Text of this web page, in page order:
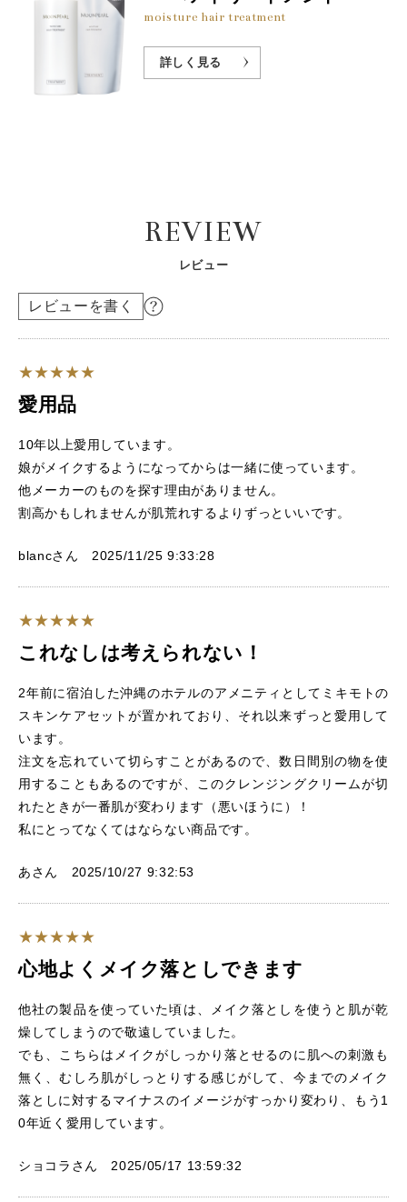
moisture hair treatment
詳しく見る
REVIEW
レビュー
レビューを書く
愛用品
10年以上愛用しています。
娘がメイクするようになってからは一緒に使っています。
他メーカーのものを探す理由がありません。
割高かもしれませんが肌荒れするよりずっといいです。
blancさん 2025/11/25 9:33:28
これなしは考えられない！
2年前に宿泊した沖縄のホテルのアメニティとしてミキモトの
スキンケアセットが置かれており、それ以来ずっと愛用して
います。
注文を忘れていて切らすことがあるので、数日間別の物を使
用することもあるのですが、このクレンジングクリームが切
れたときが一番肌が変わります（悪いほうに）！
私にとってなくてはならない商品です。
あさん 2025/10/27 9:32:53
心地よくメイク落としできます
他社の製品を使っていた頃は、メイク落としを使うと肌が乾
燥してしまうので敬遠していました。
でも、こちらはメイクがしっかり落とせるのに肌への刺激も
無く、むしろ肌がしっとりする感じがして、今までのメイク
落としに対するマイナスのイメージがすっかり変わり、もう1
0年近く愛用しています。
ショコラさん 2025/05/17 13:59:32